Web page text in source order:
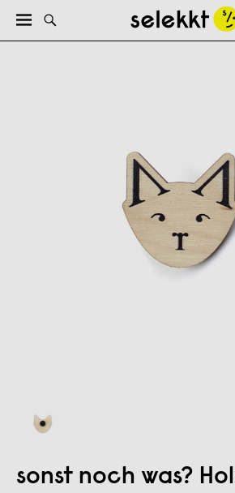
sonst noch was?